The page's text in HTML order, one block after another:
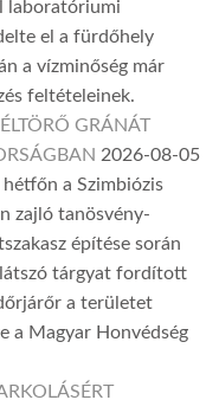
laboratóriumi
el a fürdőhely
a vízminőség már
feltételeinek.
GRÁNÁT
2026-08-05
a Szimbiózis
zajló tanösvény-
építése során
tárgyat fordított
a területet
a Magyar Honvédség